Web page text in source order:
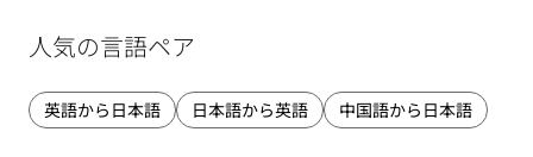
人気の言語ペア
英語から日本語 日本語から英語 中国語から日本語